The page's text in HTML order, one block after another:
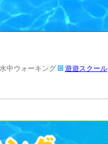
水中ウォーキング 遊遊スクール